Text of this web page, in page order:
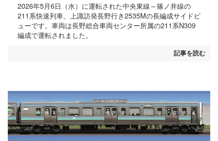
2026年5月6日（水）に運転された中央東線～篠ノ井線の
211系快速列車、上諏訪発長野行き2535Mの長編成サイドビ
ューです。車両は長野総合車両センター所属の211系N309
編成で運転されました。
記事を読む